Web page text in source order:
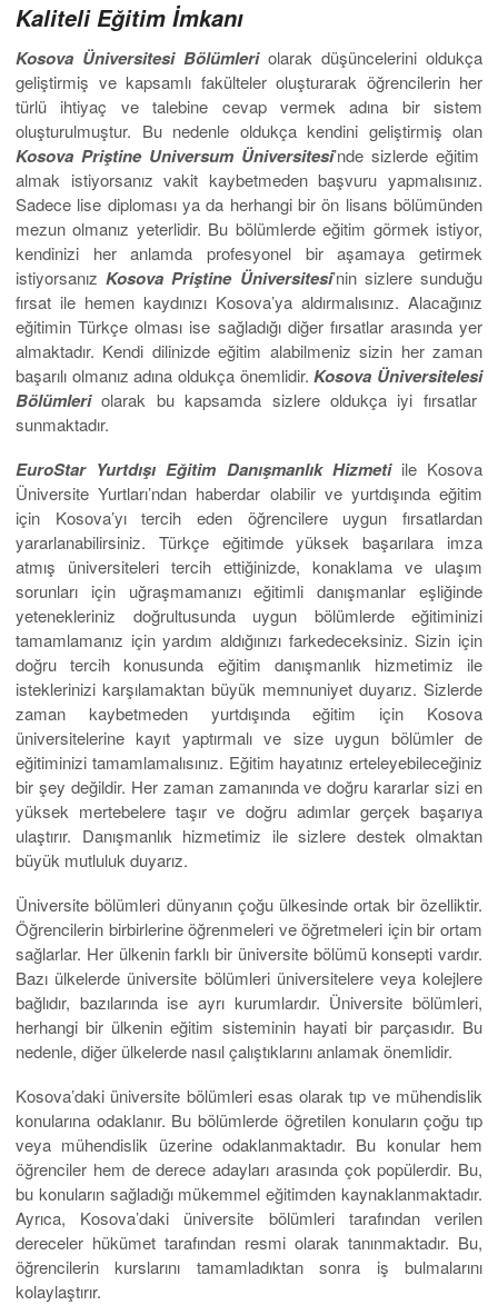
Kaliteli Eğitim İmkanı
Kosova Üniversitesi Bölümleriolarak düşüncelerini oldukça
geliştirmiş ve kapsamlı fakülteler oluşturarak öğrencilerin her
türlü ihtiyaç ve talebine cevap vermek adına bir sistem
oluşturulmuştur. Bu nedenle oldukça kendini geliştirmiş olan
Kosova Priştine Universum Üniversitesi’nde sizlerde eğitim
almak istiyorsanız vakit kaybetmeden başvuru yapmalısınız.
Sadece lise diploması ya da herhangi bir ön lisans bölümünden
mezun olmanız yeterlidir. Bu bölümlerde eğitim görmek istiyor,
kendinizi her anlamda profesyonel bir aşamaya getirmek
istiyorsanızKosova Priştine Üniversitesi’nin sizlere sunduğu
fırsat ile hemen kaydınızı Kosova’ya aldırmalısınız. Alacağınız
eğitimin Türkçe olması ise sağladığı diğer fırsatlar arasında yer
almaktadır. Kendi dilinizde eğitim alabilmeniz sizin her zaman
başarılı olmanız adına oldukça önemlidir.Kosova Üniversitelesi
Bölümleriolarak bu kapsamda sizlere oldukça iyi fırsatlar
sunmaktadır.
EuroStarYurtdışı Eğitim Danışmanlık Hizmetiile Kosova
Üniversite Yurtları’ndan haberdar olabilir ve yurtdışında eğitim
için Kosova’yı tercih eden öğrencilere uygun fırsatlardan
yararlanabilirsiniz. Türkçe eğitimde yüksek başarılara imza
atmış üniversiteleri tercih ettiğinizde, konaklama ve ulaşım
sorunları için uğraşmamanızı eğitimli danışmanlar eşliğinde
yetenekleriniz doğrultusunda uygun bölümlerde eğitiminizi
tamamlamanız için yardım aldığınızı farkedeceksiniz. Sizin için
doğru tercih konusunda eğitim danışmanlık hizmetimiz ile
isteklerinizi karşılamaktan büyük memnuniyet duyarız. Sizlerde
zaman kaybetmeden yurtdışında eğitim için Kosova
üniversitelerine kayıt yaptırmalı ve size uygun bölümler de
eğitiminizi tamamlamalısınız. Eğitim hayatınız erteleyebileceğiniz
bir şey değildir. Her zaman zamanında ve doğru kararlar sizi en
yüksek mertebelere taşır ve doğru adımlar gerçek başarıya
ulaştırır. Danışmanlık hizmetimiz ile sizlere destek olmaktan
büyük mutluluk duyarız.
Üniversite bölümleri dünyanın çoğu ülkesinde ortak bir özelliktir.
Öğrencilerin birbirlerine öğrenmeleri ve öğretmeleri için bir ortam
sağlarlar. Her ülkenin farklı bir üniversite bölümü konsepti vardır.
Bazı ülkelerde üniversite bölümleri üniversitelere veya kolejlere
bağlıdır, bazılarında ise ayrı kurumlardır. Üniversite bölümleri,
herhangi bir ülkenin eğitim sisteminin hayati bir parçasıdır. Bu
nedenle, diğer ülkelerde nasıl çalıştıklarını anlamak önemlidir.
Kosova’daki üniversite bölümleri esas olarak tıp ve mühendislik
konularına odaklanır. Bu bölümlerde öğretilen konuların çoğu tıp
veya mühendislik üzerine odaklanmaktadır. Bu konular hem
öğrenciler hem de derece adayları arasında çok popülerdir. Bu,
bu konuların sağladığı mükemmel eğitimden kaynaklanmaktadır.
Ayrıca, Kosova’daki üniversite bölümleri tarafından verilen
dereceler hükümet tarafından resmi olarak tanınmaktadır. Bu,
öğrencilerin kurslarını tamamladıktan sonra iş bulmalarını
kolaylaştırır.